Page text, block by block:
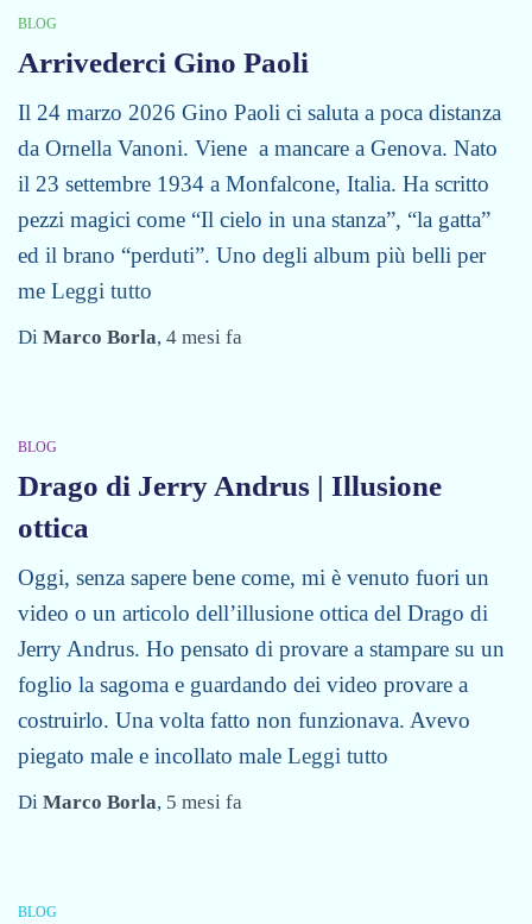
BLOG
Arrivederci Gino Paoli
Il 24 marzo 2026 Gino Paoli ci saluta a poca distanza
da Ornella Vanoni. Viene a mancare a Genova. Nato
il 23 settembre 1934 a Monfalcone, Italia. Ha scritto
pezzi magici come “Il cielo in una stanza”, “la gatta”
ed il brano “perduti”. Uno degli album più belli per
me Leggi tutto
Di Marco Borla, 4 mesi fa
BLOG
Drago di Jerry Andrus | Illusione
ottica
Oggi, senza sapere bene come, mi è venuto fuori un
video o un articolo dell’illusione ottica del Drago di
Jerry Andrus. Ho pensato di provare a stampare su un
foglio la sagoma e guardando dei video provare a
costruirlo. Una volta fatto non funzionava. Avevo
piegato male e incollato male Leggi tutto
Di Marco Borla, 5 mesi fa
BLOG